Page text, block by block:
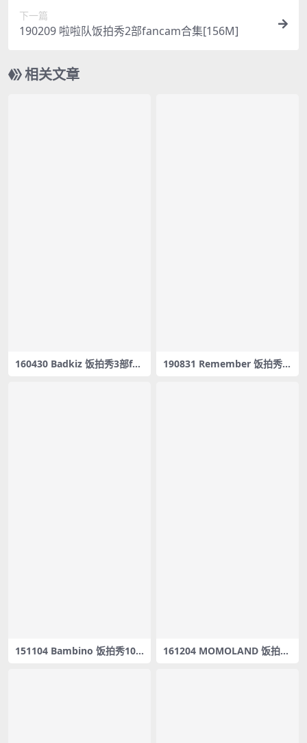
下一篇
190209 啦啦队饭拍秀2部fancam合集[156M]
相关文章
160430 Badkiz 饭拍秀3部fan
190831 Remember 饭拍秀1
151104 Bambino 饭拍秀10
161204 MOMOLAND 饭拍秀